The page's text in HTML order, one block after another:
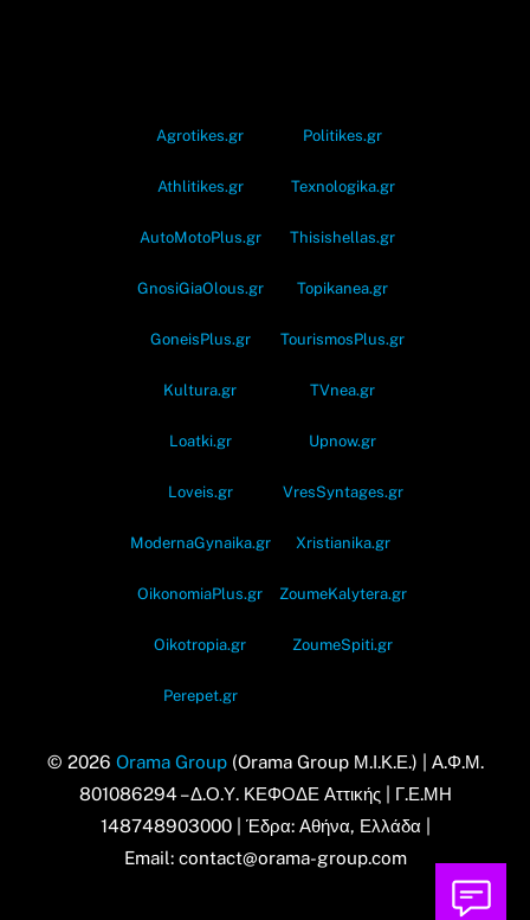
Agrotikes.gr Politikes.gr
Athlitikes.gr Texnologika.gr
AutoMotoPlus.gr Thisishellas.gr
GnosiGiaOlous.gr Topikanea.gr
GoneisPlus.gr TourismosPlus.gr
Kultura.gr TVnea.gr
Loatki.gr Upnow.gr
Loveis.gr VresSyntages.gr
ModernaGynaika.gr Xristianika.gr
OikonomiaPlus.gr ZoumeKalytera.gr
Oikotropia.gr ZoumeSpiti.gr
Perepet.gr
© 2026 Orama Group(Orama Group Μ.Ι.Κ.Ε.) | Α.Φ.Μ.
801086294 – Δ.Ο.Υ. ΚΕΦΟΔΕ Αττικής | Γ.Ε.ΜΗ
148748903000 | Έδρα: Αθήνα, Ελλάδα |
Email: contact@orama-group.com